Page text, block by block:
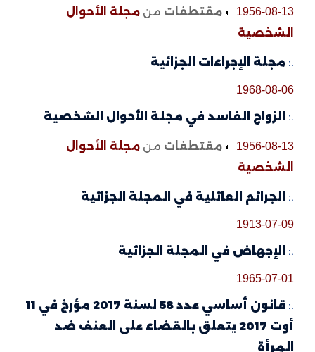
1956-08-13 مقتطفات من مجلة الأحوال
الشخصية
مجلة الإجراءات الجزائية
1968-08-06
الزواج الفاسد في مجلة الأحوال الشخصية
1956-08-13 مقتطفات من مجلة الأحوال
الشخصية
الجرائم العائلية في المجلة الجزائية
1913-07-09
الإجهاض في المجلة الجزائية
1965-07-01
قانون أساسي عدد 58 لسنة 2017 مؤرخ في 11
أوت 2017 يتعلق بالقضاء على العنف ضد
المرأة